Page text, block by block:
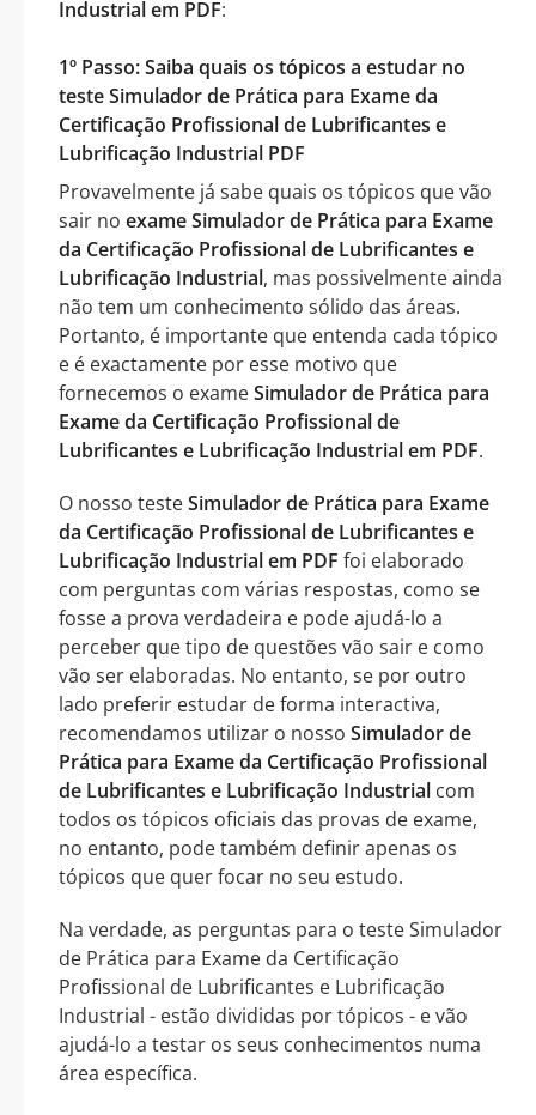
Industrial em PDF:
1º Passo: Saiba quais os tópicos a estudar no
teste Simulador de Prática para Exame da
Certificação Profissional de Lubrificantes e
Lubrificação Industrial PDF
Provavelmente já sabe quais os tópicos que vão
sair no exame Simulador de Prática para Exame
da Certificação Profissional de Lubrificantes e
Lubrificação Industrial, mas possivelmente ainda
não tem um conhecimento sólido das áreas.
Portanto, é importante que entenda cada tópico
e é exactamente por esse motivo que
fornecemos o exameSimulador de Prática para
Exame da Certificação Profissional de
Lubrificantes e Lubrificação Industrial em PDF.
O nosso testeSimulador de Prática para Exame
da Certificação Profissional de Lubrificantes e
Lubrificação Industrial em PDF foi elaborado
com perguntas com várias respostas, como se
fosse a prova verdadeira e pode ajudá-lo a
perceber que tipo de questões vão sair e como
vão ser elaboradas. No entanto, se por outro
lado preferir estudar de forma interactiva,
recomendamos utilizar o nosso Simulador de
Prática para Exame da Certificação Profissional
de Lubrificantes e Lubrificação Industrial com
todos os tópicos oficiais das provas de exame,
no entanto, pode também definir apenas os
tópicos que quer focar no seu estudo.
Na verdade, as perguntas para o teste Simulador
de Prática para Exame da Certificação
Profissional de Lubrificantes e Lubrificação
Industrial - estão divididas por tópicos - e vão
ajudá-lo a testar os seus conhecimentos numa
área específica.